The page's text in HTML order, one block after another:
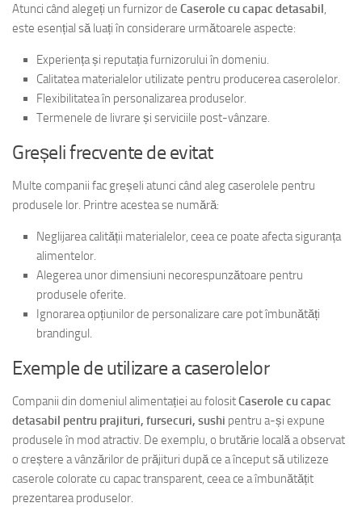
Atunci când alegeți un furnizor de Caserole cu capac detasabil,
este esențial să luați în considerare următoarele aspecte:
Experiența și reputația furnizorului în domeniu.
Calitatea materialelor utilizate pentru producerea caserolelor.
Flexibilitatea în personalizarea produselor.
Termenele de livrare și serviciile post-vânzare.
Greșeli frecvente de evitat
Multe companii fac greșeli atunci când aleg caserolele pentru
produsele lor. Printre acestea se numără:
Neglijarea calității materialelor, ceea ce poate afecta siguranța
alimentelor.
Alegerea unor dimensiuni necorespunzătoare pentru
produsele oferite.
Ignorarea opțiunilor de personalizare care pot îmbunătăți
brandingul.
Exemple de utilizare a caserolelor
Companii din domeniul alimentației au folositCaserole cu capac
detasabil pentru prajituri, fursecuri, sushi pentru a-și expune
produsele în mod atractiv. De exemplu, o brutărie locală a observat
o creștere a vânzărilor de prăjituri după ce a început să utilizeze
caserole colorate cu capac transparent, ceea ce a îmbunătățit
prezentarea produselor.